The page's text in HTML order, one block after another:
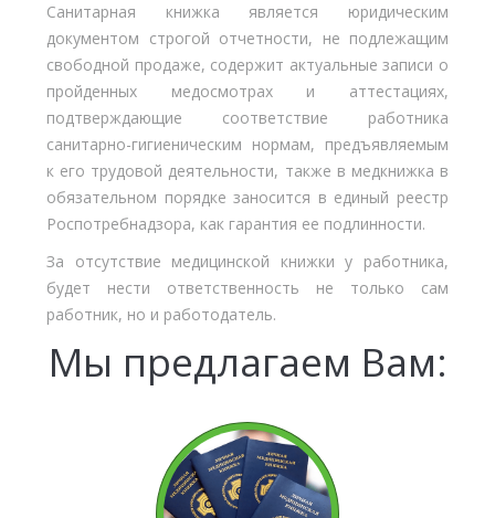
Санитарная книжка является юридическим
документом строгой отчетности, не подлежащим
свободной продаже, содержит актуальные записи о
пройденных медосмотрах и аттестациях,
подтверждающие соответствие работника
санитарно-гигиеническим нормам, предъявляемым
к его трудовой деятельности, также в медкнижка в
обязательном порядке заносится в единый реестр
Роспотребнадзора, как гарантия ее подлинности.
За отсутствие медицинской книжки у работника,
будет нести ответственность не только сам
работник, но и работодатель.
Мы предлагаем Вам: